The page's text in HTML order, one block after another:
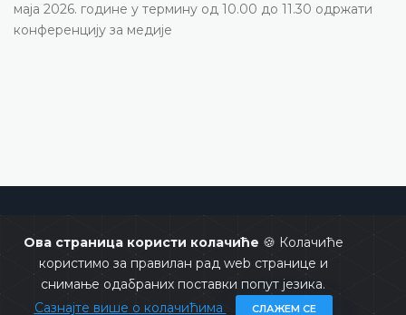
Ова страница користи колачиће 🍪 Колачиће
користимо за правилан рад web странице и
снимање одабраних поставки попут језика.
Сазнајте више о колачићима
СЛАЖЕМ СЕ
маја 2026. године у термину од 10.00 до 11.30 одржати
конференцију за медије